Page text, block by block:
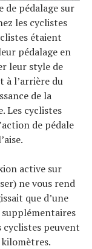
de pédalage sur
les cyclistes
étaient
pédalage en
leur style de
à l’arrière du
de la
Les cyclistes
de pédale
active sur
ne vous rend
que d’une
peuvent